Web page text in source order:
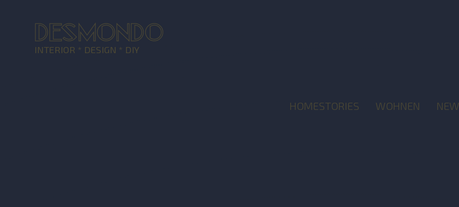
DESMONDO
INTERIOR * DESIGN * DIY
HOMESTORIES WOHNEN